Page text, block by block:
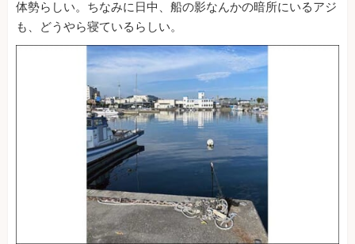
体勢らしい。ちなみに日中、船の影なんかの暗所にいるアジ
も、どうやら寝ているらしい。